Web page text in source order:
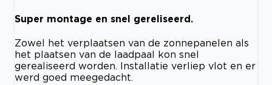
Super montage en snel gereliseerd.
Zowel het verplaatsen van de zonnepanelen als
het plaatsen van de laadpaal kon snel
gerealiseerd worden. Installatie verliep vlot en er
werd goed meegedacht.